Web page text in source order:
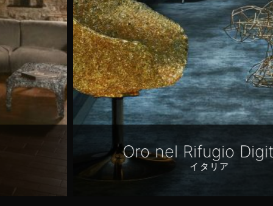
Oro nel Rifugio Digitale
イタリア